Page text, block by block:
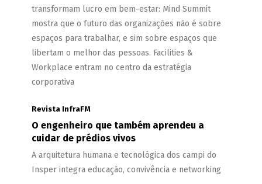
transformam lucro em bem-estar: Mind Summit
mostra que o futuro das organizações não é sobre
espaços para trabalhar, e sim sobre espaços que
libertam o melhor das pessoas. Facilities &
Workplace entram no centro da estratégia
corporativa
Revista InfraFM
O engenheiro que também aprendeu a
cuidar de prédios vivos
A arquitetura humana e tecnológica dos campi do
Insper integra educação, convivência e networking